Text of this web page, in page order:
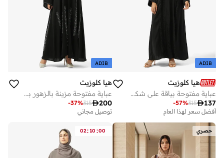
ADIB
هيا كلوزيت
عباية مفتوحة بياقة على شكل حرف وتفاصيل دانتيل وطيات
137
315
-57%
أفضل سعر لهذا العام
ADIB
هيا كلوزيت
عباية مفتوحة مزينة بالزهور بياقة على شكل
200
315
-37%
توصيل مجاني
حصري 02:10 :00